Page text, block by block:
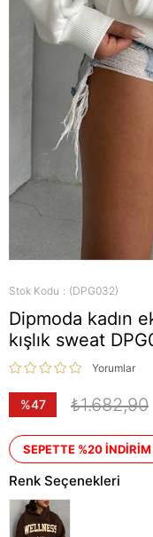
Stok Kodu (DPG032)
Dipmoda kadın
kışlık sweat
Yorumlar
%47
₺1.682,90
SEPETTE %20 İNDİRİM
Renk Seçenekleri